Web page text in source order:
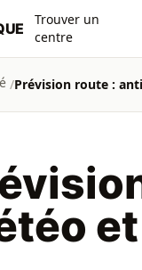
Trouver un
centre
/Prévision route :